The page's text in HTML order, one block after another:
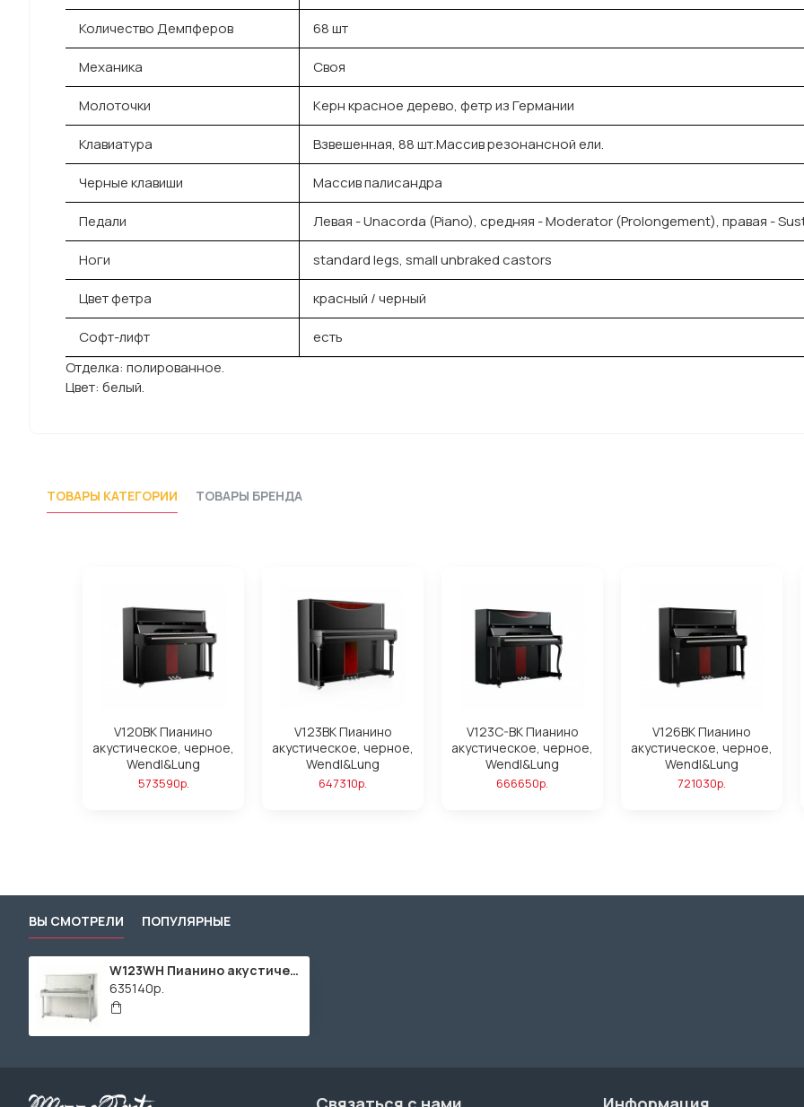
Количество Демпферов 68 шт
Механика Своя
Молоточки Керн красное дерево, фетр из Германии
Клавиатура Взвешенная, 88 шт.Массив резонансной ели.
Черные клавиши Массив палисандра
Педали Левая - Unacorda (Piano), средняя - Moderator (Prolongement), правая -
Ноги standard legs, small unbraked castors
Цвет фетра красный / черный
Софт-лифт
есть
Отделка: полированное.
Цвет: белый.
ТОВАРЫ КАТЕГОРИИ ТОВАРЫ БРЕНДА
V120BK Пианино
акустическое, черное,
Wendl&Lung
573590р.
V123BK Пианино
акустическое, черное,
Wendl&Lung
647310р.
V123C-BK Пианино
акустическое, черное,
Wendl&Lung
666650р.
V126BK Пианино
акустическое, черное,
Wendl&Lung
721030р.
ВЫ СМОТРЕЛИ ПОПУЛЯРНЫЕ
W123WH Пианино акустическое, белое Wendl&Lung
635140р.